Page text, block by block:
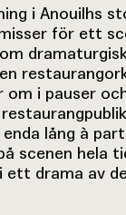
i Anouilhs
för ett
i pauser
lång à
scenen hela
ett drama av